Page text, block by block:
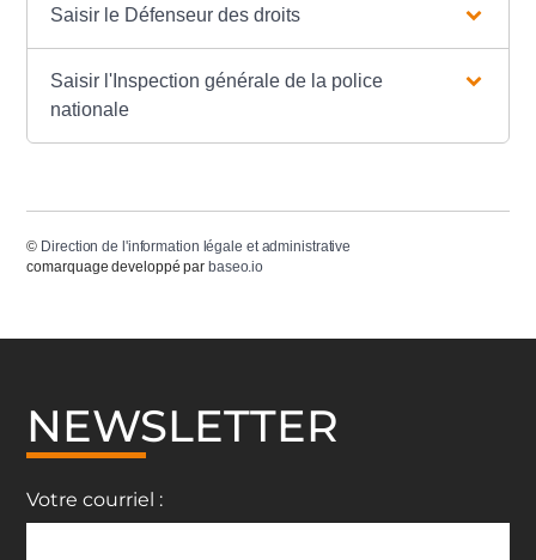
Saisir le Défenseur des droits
Saisir l'Inspection générale de la police
nationale
© Direction de l'information légale et administrative
comarquage developpé par baseo.io
NEWSLETTER
Votre courriel :